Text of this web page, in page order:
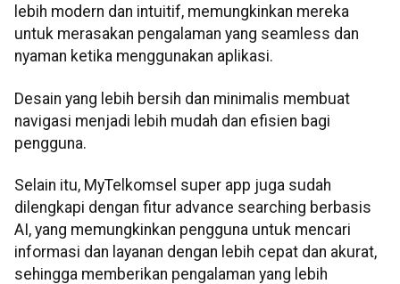
lebih modern dan intuitif, memungkinkan mereka
untuk merasakan pengalaman yang seamless dan
nyaman ketika menggunakan aplikasi.
Desain yang lebih bersih dan minimalis membuat
navigasi menjadi lebih mudah dan efisien bagi
pengguna.
Selain itu, MyTelkomsel super app juga sudah
dilengkapi dengan fitur advance searching berbasis
AI, yang memungkinkan pengguna untuk mencari
informasi dan layanan dengan lebih cepat dan akurat,
sehingga memberikan pengalaman yang lebih